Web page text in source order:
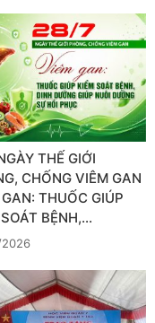
THẾ GIỚI
CHỐNG VIÊM GAN
THUỐC GIÚP
BỆNH,…